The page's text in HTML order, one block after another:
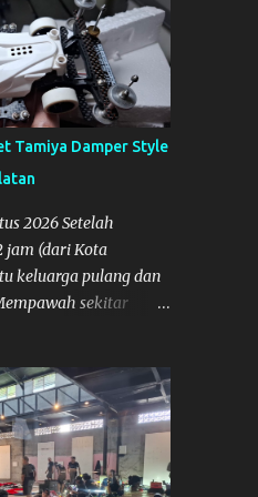
Tamiya Damper Style
2026 Setelah
jam (dari Kota
keluarga pulang dan
sekitar
IDC